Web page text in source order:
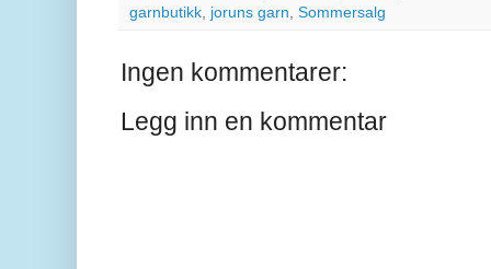
garnbutikk, joruns garn, Sommersalg
Ingen kommentarer:
Legg inn en kommentar